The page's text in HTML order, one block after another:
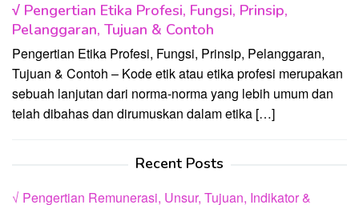
√ Pengertian Etika Profesi, Fungsi, Prinsip,
Pelanggaran, Tujuan & Contoh
Pengertian Etika Profesi, Fungsi, Prinsip, Pelanggaran,
Tujuan & Contoh – Kode etik atau etika profesi merupakan
sebuah lanjutan dari norma-norma yang lebih umum dan
telah dibahas dan dirumuskan dalam etika […]
Recent Posts
√ Pengertian Remunerasi, Unsur, Tujuan, Indikator &